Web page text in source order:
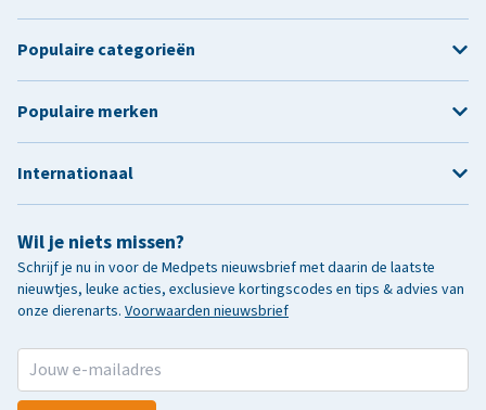
Wil je niets missen?
Schrijf je nu in voor de Medpets nieuwsbrief met daarin de laatste
nieuwtjes, leuke acties, exclusieve kortingscodes en tips & advies van
onze dierenarts. Voorwaarden nieuwsbrief
Populaire categorieën
Populaire merken
Internationaal